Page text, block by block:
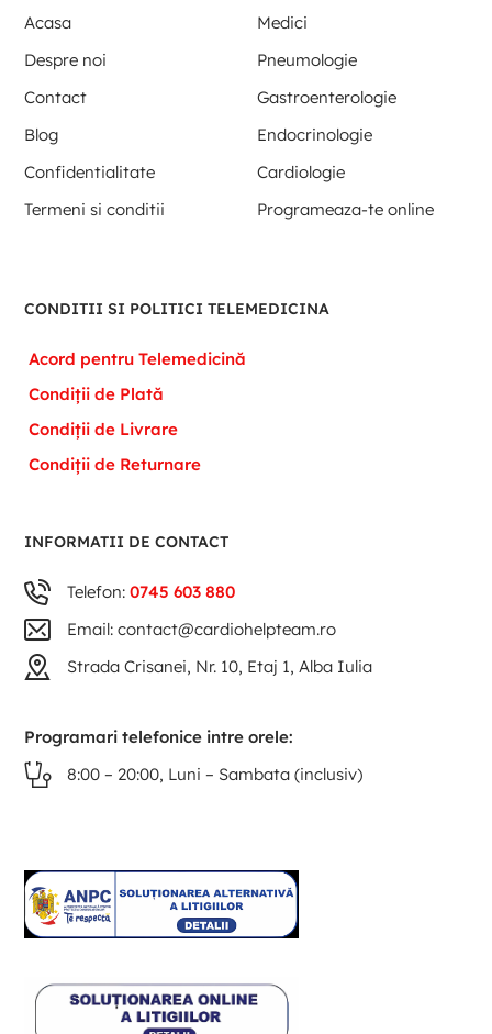
Acasa
Medici
Despre noi
Pneumologie
Contact
Gastroenterologie
Blog
Endocrinologie
Confidentialitate
Cardiologie
Termeni si conditii
Programeaza-te online
CONDITII SI POLITICI TELEMEDICINA
Acord pentru Telemedicină
Condiții de Plată
Condiții de Livrare
Condiții de Returnare
INFORMATII DE CONTACT
Telefon:0745 603 880
Email: contact@cardiohelpteam.ro
Strada Crisanei, Nr. 10, Etaj 1, Alba Iulia
Programari telefonice intre orele:
8:00 – 20:00, Luni – Sambata (inclusiv)